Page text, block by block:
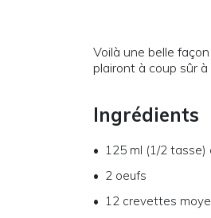
Voilà une belle
plairont à coup sûr à
Ingrédients
125 ml (1/2 tasse)
2 oeufs
12 crevettes